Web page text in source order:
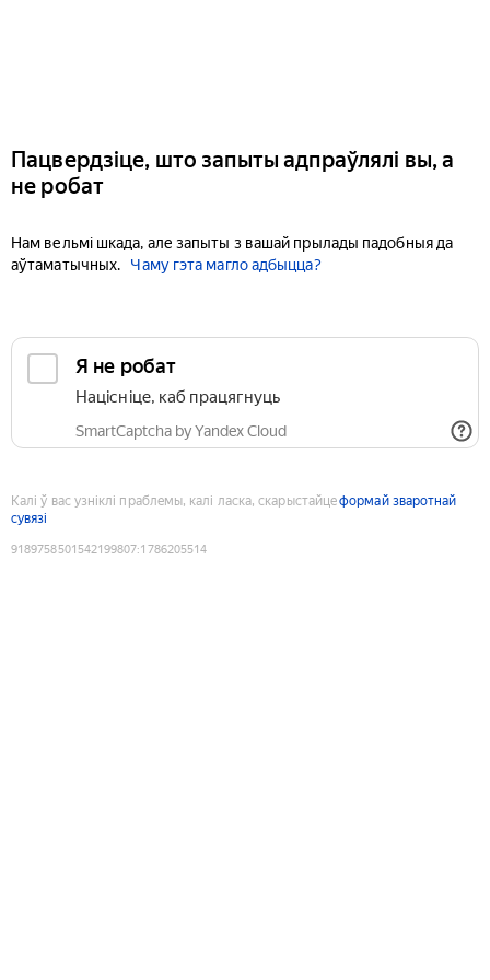
Пацвердзіце, што запыты адпраўлялі вы, а
не робат
Нам вельмі шкада, але запыты з вашай прылады падобныя да
аўтаматычных.
Чаму гэта магло адбыцца?
Я не робат
Націсніце, каб працягнуць
SmartCaptcha by Yandex Cloud
Калі ў вас узніклі праблемы, калі ласка, скарыстайцеформай зваротнай
сувязі
9189758501542199807:1786205514